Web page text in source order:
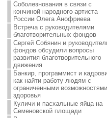
Соболезнования в связи с
кончиной народного артиста
России Олега Анофриева
Встреча с руководителями
благотворительных фондов
Сергей Собянин и
фондов обсудили вопросы
развития благотворительного
движения
Банкир, программист и
как найти работу людям с
ограниченными возможностями
здоровья
Куличи и пасхальные яйца на
Семеновской площади